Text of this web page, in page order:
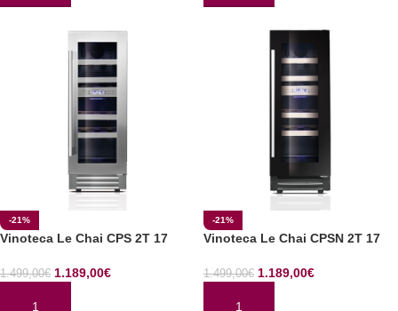
-21%
Vinoteca Le Chai CPS 2T 17
1.499,00€ 1.189,00€
-21%
Vinoteca Le Chai CPSN 2T 17
1.499,00€ 1.189,00€